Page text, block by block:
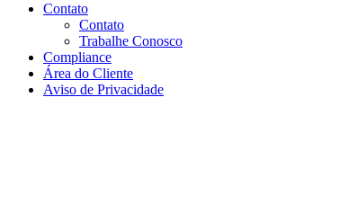
Contato
Contato
Trabalhe Conosco
Compliance
Área do Cliente
Aviso de Privacidade